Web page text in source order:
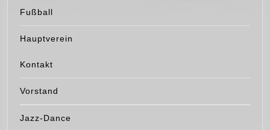
Fußball
Hauptverein
Kontakt
Vorstand
Jazz-Dance